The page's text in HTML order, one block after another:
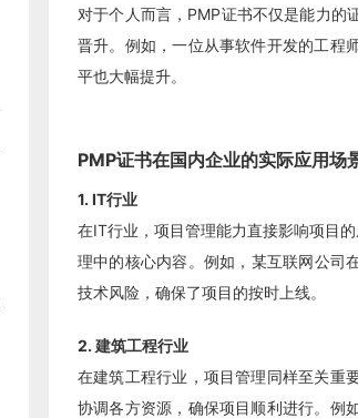
对于个人而言，PMP证书不仅是能力的
晋升。例如，一位从事软件开发的工程
平也大幅提升。
PMP证书在国内企业的实际应用场
1. IT行业
在IT行业，项目管理能力直接影响项目
理中的核心内容。例如，某互联网公司
技术风险，确保了项目的按时上线。
2. 建筑工程行业
在建筑工程行业，项目管理同样至关重
协调各方资源，确保项目顺利进行。例